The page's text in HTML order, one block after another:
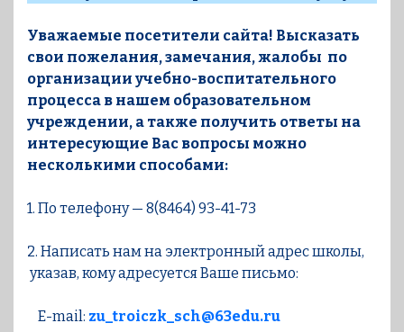
Уважаемые посетители сайта! Высказать
свои пожелания, замечания, жалобы по
организации учебно-воспитательного
процесса в нашем образовательном
учреждении, а также получить ответы на
интересующие Вас вопросы можно
несколькими способами:
1. По телефону — 8(8464) 93-41-73
2. Написать нам на электронный адрес школы,
указав, кому адресуется Ваше письмо:
E-mail: zu_troiczk_sch@63edu.ru